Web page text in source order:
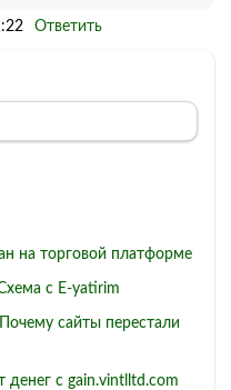
Ответить
на торговой платформе
с E-yatirim
сайты перестали
денег с gain.vintlltd.com